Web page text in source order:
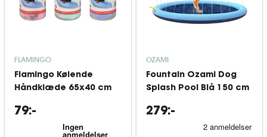
FLAMINGO
Flamingo Kølende
Håndklæde 65x40 cm
79:-
OZAMI
Fountain Ozami Dog
Splash Pool Blå 150 cm
279:-